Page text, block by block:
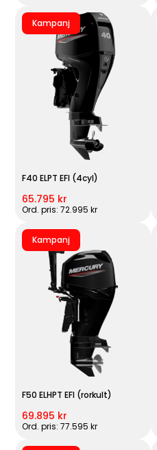
Kampanj
F40 ELPT EFI (4cyl)
65.795 kr
Ord. pris: 72.995 kr
Kampanj
F50 ELHPT EFI (rorkult)
69.895 kr
Ord. pris: 77.595 kr